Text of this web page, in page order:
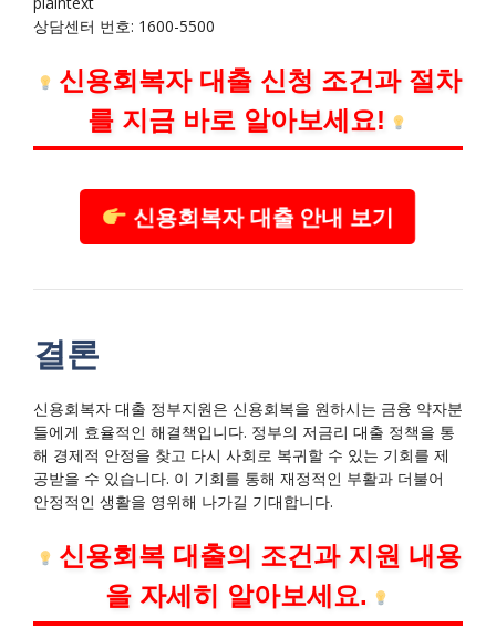
상담센터 번호: 1600-5500
신용회복자 대출 신청 조건과 절차
를 지금 바로 알아보세요!
신용회복자 대출 안내 보기
결론
신용회복자 대출 정부지원은 신용회복을 원하시는 금융 약자분
들에게 효율적인 해결책입니다. 정부의 저금리 대출 정책을 통
해 경제적 안정을 찾고 다시 사회로 복귀할 수 있는 기회를 제
공받을 수 있습니다. 이 기회를 통해 재정적인 부활과 더불어
안정적인 생활을 영위해 나가길 기대합니다.
신용회복 대출의 조건과 지원 내용
을 자세히 알아보세요.